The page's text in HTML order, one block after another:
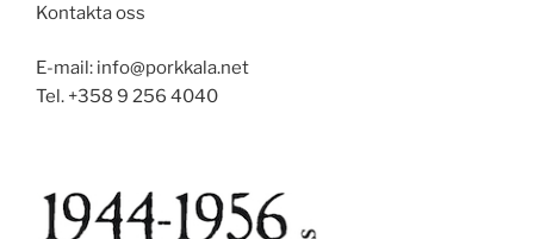
Kontakta oss
E-mail: info@porkkala.net
Tel. +358 9 256 4040